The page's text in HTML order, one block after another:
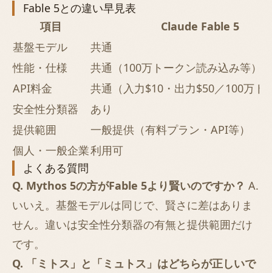
Fable 5との違い早見表
項目
Claude Fable 5
基盤モデル
共通
性能・仕様
共通（100万トークン読み込み等）
API料金
共通（入力$10・出力$50／100万ト
安全性分類器
あり
提供範囲
一般提供（有料プラン・API等）
個人・一般企業利用可
よくある質問
Q. Mythos 5の方がFable 5より賢いのですか？ A.
いいえ。基盤モデルは同じで、賢さに差はありま
せん。違いは安全性分類器の有無と提供範囲だけ
です。
Q. 「ミトス」と「ミュトス」はどちらが正しいで